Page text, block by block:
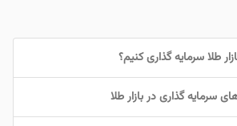
طلا سرمایه گذاری کنیم؟
سرمایه گذاری در بازار طلا